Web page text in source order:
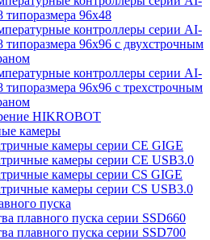
типоразмера 96х48
контроллеры серии AI-
типоразмера 96х96 с двухстрочным
контроллеры серии AI-
типоразмера 96х96 с трехстрочным
HIKROBOT
камеры
камеры серии CE GIGE
камеры серии CE USB3.0
камеры серии CS GIGE
камеры серии CS USB3.0
пуска
плавного пуска серии SSD660
плавного пуска серии SSD700